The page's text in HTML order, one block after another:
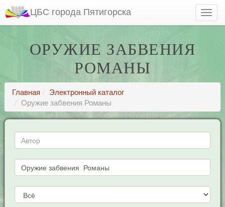
ЦБС города Пятигорска
ОРУЖИЕ ЗАБВЕНИЯ
РОМАНЫ
Главная
Электронный каталог
Оружие забвения Романы